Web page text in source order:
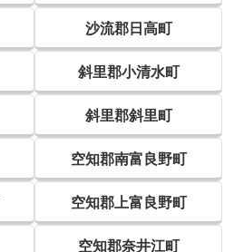
沙流郡日高町
斜里郡小清水町
斜里郡斜里町
空知郡南富良野町
空知郡上富良野町
空知郡奈井江町